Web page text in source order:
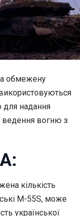
обмежену
для надання
ведення вогню з
кількість
M-55S, може
української